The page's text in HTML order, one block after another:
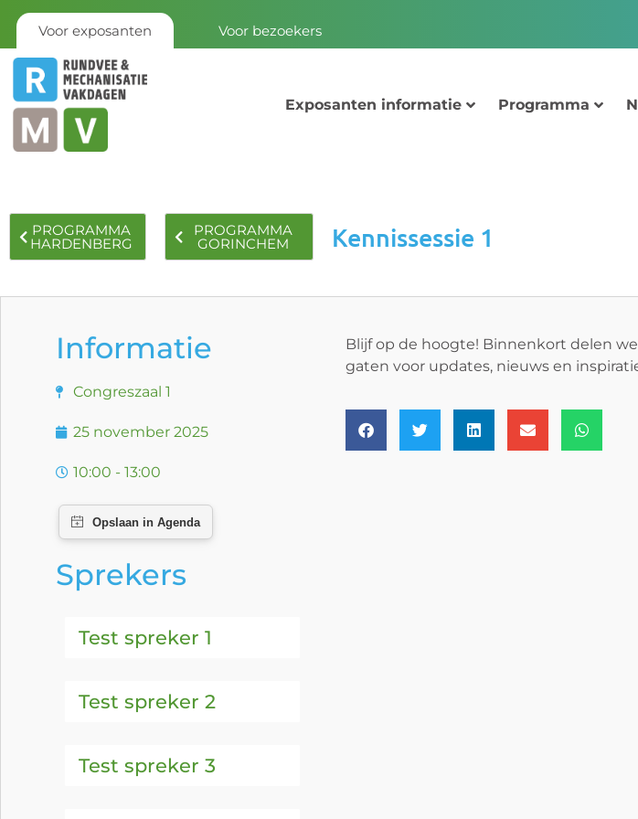
Voor exposanten Voor bezoekers
Exposanten informatie Programma
PROGRAMMA
HARDENBERG
PROGRAMMA
GORINCHEM Kennissessie 1
Informatie
Congreszaal 1
25 november 2025
10:00 - 13:00
Sprekers
Test spreker 1
Test spreker 2
Test spreker 3
Blijf op de hoogte! Binnenkort delen
gaten voor updates, nieuws en